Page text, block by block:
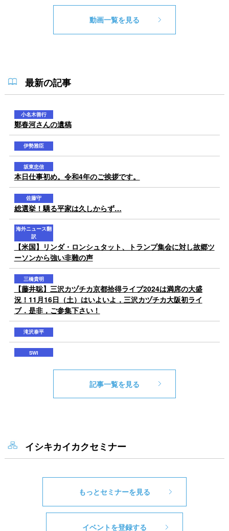
動画一覧を見る
最新の記事
記事一覧を見る
イシキカイカクセミナー
もっとセミナーを見る
イベントを登録する